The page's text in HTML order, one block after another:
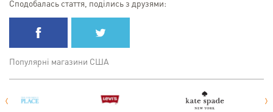
Сподобалась стаття, поділись з друзями:
Популярні магазини США